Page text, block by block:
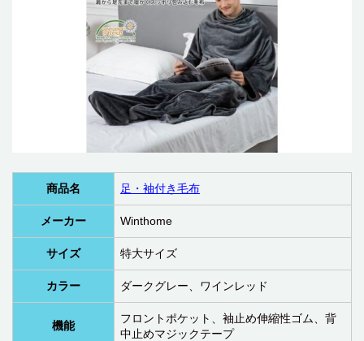
商品名 足・袖付き毛布
メーカー Winthome
サイズ 特大サイズ
カラー ダークグレー、ワインレッド
機能
フロントポケット、袖止め伸縮性ゴム、背
中止めマジックテープ